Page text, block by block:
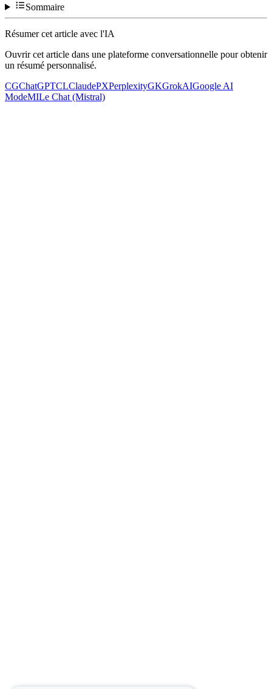
Sommaire
Résumer cet article avec l'IA
Ouvrir cet article dans une plateforme conversationnelle pour obtenir
un résumé personnalisé.
CGChatGPTCLClaudePXPerplexityGKGrokAIGoogle AI
ModeMILe Chat (Mistral)